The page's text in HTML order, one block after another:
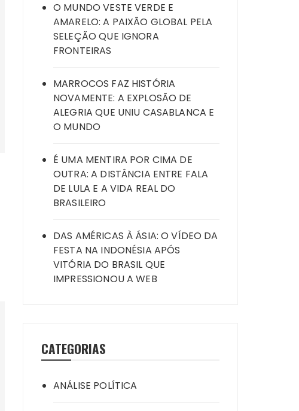
O MUNDO VESTE VERDE E
AMARELO: A PAIXÃO GLOBAL PELA
SELEÇÃO QUE IGNORA
FRONTEIRAS
MARROCOS FAZ HISTÓRIA
NOVAMENTE: A EXPLOSÃO DE
ALEGRIA QUE UNIU CASABLANCA E
O MUNDO
É UMA MENTIRA POR CIMA DE
OUTRA: A DISTÂNCIA ENTRE FALA
DE LULA E A VIDA REAL DO
BRASILEIRO
DAS AMÉRICAS À ÁSIA: O VÍDEO DA
FESTA NA INDONÉSIA APÓS
VITÓRIA DO BRASIL QUE
IMPRESSIONOU A WEB
CATEGORIAS
ANÁLISE POLÍTICA